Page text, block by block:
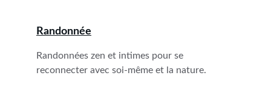
Randonnée
Randonnées zen et intimes pour se
reconnecter avec soi-même et la nature.